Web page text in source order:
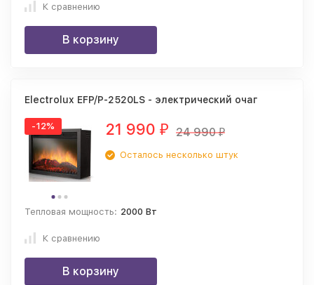
К сравнению
В корзину
Electrolux EFP/P-2520LS - электрический очаг
-12% 21 990 ₽ 24 990 ₽
Осталось несколько штук
Тепловая мощность: 2000 Вт
К сравнению
В корзину